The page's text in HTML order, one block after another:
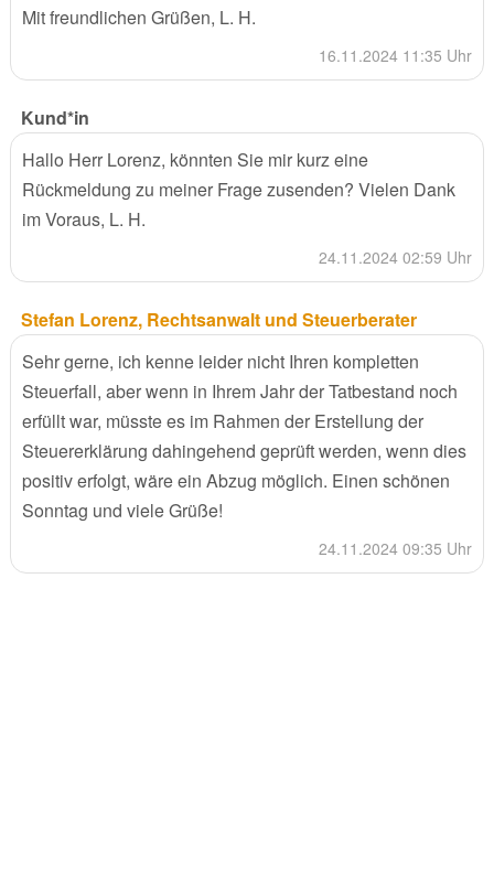
Mit freundlichen Grüßen, L. H.
16.11.2024 11:35 Uhr
Kund*in
Hallo Herr Lorenz, könnten Sie mir kurz eine
Rückmeldung zu meiner Frage zusenden? Vielen Dank
im Voraus, L. H.
24.11.2024 02:59 Uhr
Stefan Lorenz, Rechtsanwalt und Steuerberater
Sehr gerne, ich kenne leider nicht Ihren kompletten
Steuerfall, aber wenn in Ihrem Jahr der Tatbestand noch
erfüllt war, müsste es im Rahmen der Erstellung der
Steuererklärung dahingehend geprüft werden, wenn dies
positiv erfolgt, wäre ein Abzug möglich. Einen schönen
Sonntag und viele Grüße!
24.11.2024 09:35 Uhr